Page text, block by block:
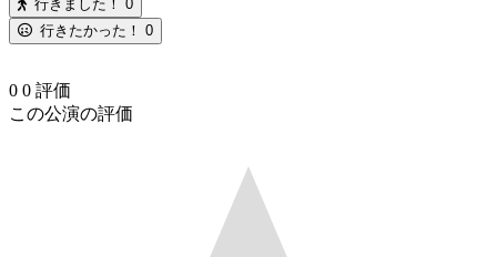
行きました！ 0
行きたかった！ 0
0 0 評価
この公演の評価